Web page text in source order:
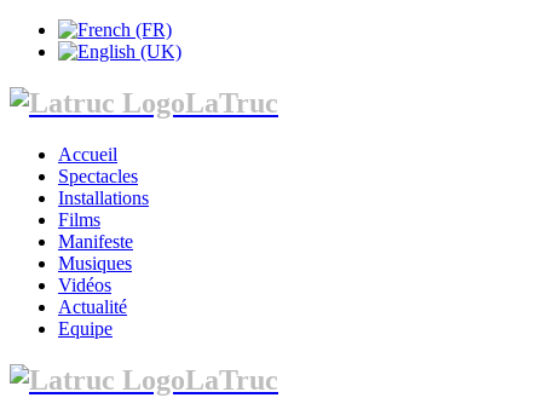
LaTruc
Accueil
Spectacles
Installations
Films
Manifeste
Musiques
Vidéos
Actualité
Equipe
LaTruc